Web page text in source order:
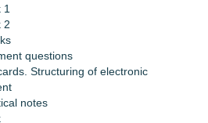
2
questions
Structuring of electronic
notes